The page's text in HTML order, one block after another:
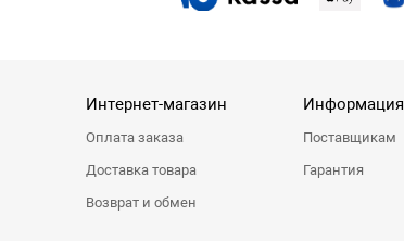
Интернет-магазин
Оплата заказа
Доставка товара
Возврат и обмен
Информация
Поставщикам
Гарантия